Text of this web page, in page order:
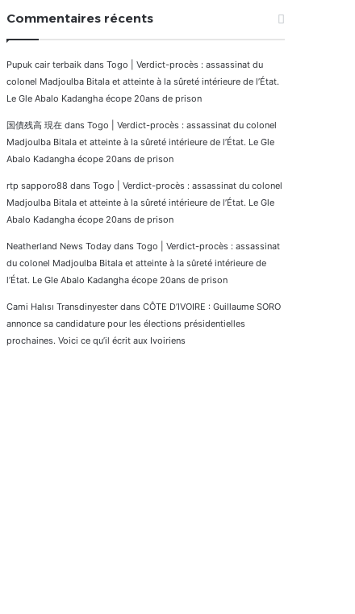
Commentaires récents
Pupuk cair terbaik dans Togo | Verdict-procès : assassinat du
colonel Madjoulba Bitala et atteinte à la sûreté intérieure de l’État.
Le Gle Abalo Kadangha écope 20ans de prison
国債残高 現在 dans Togo | Verdict-procès : assassinat du colonel
Madjoulba Bitala et atteinte à la sûreté intérieure de l’État. Le Gle
Abalo Kadangha écope 20ans de prison
rtp sapporo88 dans Togo | Verdict-procès : assassinat du colonel
Madjoulba Bitala et atteinte à la sûreté intérieure de l’État. Le Gle
Abalo Kadangha écope 20ans de prison
Neatherland News Today dans Togo | Verdict-procès : assassinat
du colonel Madjoulba Bitala et atteinte à la sûreté intérieure de
l’État. Le Gle Abalo Kadangha écope 20ans de prison
Cami Halısı Transdinyester dans CÔTE D’IVOIRE : Guillaume SORO
annonce sa candidature pour les élections présidentielles
prochaines. Voici ce qu’il écrit aux Ivoiriens